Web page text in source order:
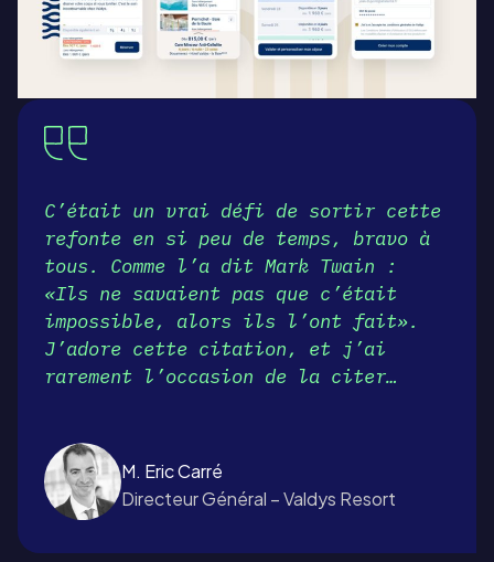
C’était un vrai défi de sortir cette
refonte en si peu de temps, bravo à
tous. Comme l’a dit Mark Twain :
«Ils ne savaient pas que c’était
impossible, alors ils l’ont fait».
J’adore cette citation, et j’ai
rarement l’occasion de la citer…
M. Eric Carré
Directeur Général – Valdys Resort